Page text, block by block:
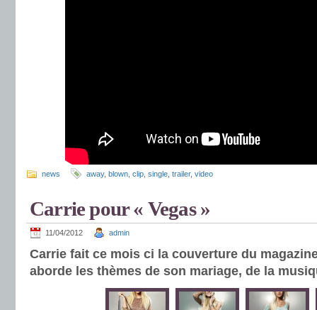
news away, blown clip single trailer, video
Carrie pour « Vegas »
11/04/2012 admin
Carrie fait ce mois ci la couverture du
aborde les thèmes de son mariage, de la